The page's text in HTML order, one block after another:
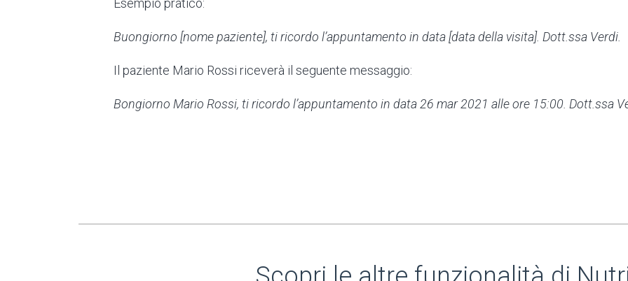
Esempio pratico:
Buongiorno [nome paziente], ti ricordo l’appuntamento in data [data della visita]. Dott.ssa Verdi.
Il paziente Mario Rossi riceverà il seguente messaggio:
Bongiorno Mario Rossi, ti ricordo l’appuntamento in data 26 mar 2021 alle ore 15:00. Dott.ssa